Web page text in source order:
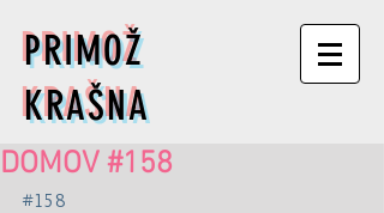
PRIMOŽ
KRAŠNA
DOMOV #158
#158